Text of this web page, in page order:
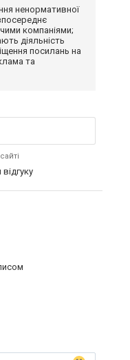
ненормативної
компаніями;
діяльність
посилань на
та